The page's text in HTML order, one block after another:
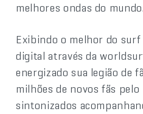
melhores ondas do mundo.
Exibindo o melhor do
digital através da
energizado sua legião de
milhões de novos fãs pelo
sintonizados